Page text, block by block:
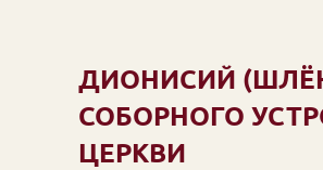
ДИОНИСИЙ
СОБОРНОГО
ЦЕРКВИ